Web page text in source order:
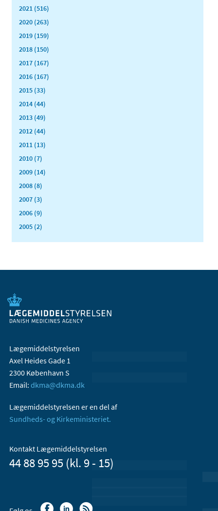
2021 (516)
2020 (263)
2019 (159)
2018 (150)
2017 (167)
2016 (167)
2015 (33)
2014 (44)
2013 (49)
2012 (44)
2011 (13)
2010 (7)
2009 (14)
2008 (8)
2007 (3)
2006 (9)
2005 (2)
Lægemiddelstyrelsen
Axel Heides Gade 1
2300 København S
Email: dkma@dkma.dk
Lægemiddelstyrelsen er en del af
Sundheds- og Kirkeministeriet.
Kontakt Lægemiddelstyrelsen
44 88 95 95 (kl. 9 - 15)